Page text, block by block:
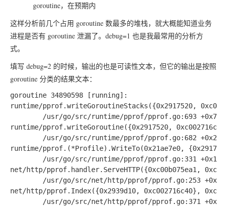
goroutine，在预期内
这样分析前几个占用 goroutine 数最多的堆栈，就大概能知道业务
进程是否有 goroutine 泄漏了。debug=1 也是我最常用的分析方
式。
填写 debug=2 的时候，输出的也是可读性文本，但它的输出是按照
goroutine 分类的结果文本：
goroutine 34890598 [running]:
runtime/pprof.writeGoroutineStacks({0x2917520,
        /usr/go/src/runtime/pprof/pprof.go:693 +0x70
runtime/pprof.writeGoroutine({0x2917520,
        /usr/go/src/runtime/pprof/pprof.go:682 +0x2b
runtime/pprof.(*Profile).WriteTo(0x21ae7e0,
        /usr/go/src/runtime/pprof/pprof.go:331 +0x14b
net/http/pprof.handler.ServeHTTP({0xc00b075ea1,
/usr/go/src/net/http/pprof/pprof.go:253
net/http/pprof.Index({0x2939d10, 0xc002716c40},
/usr/go/src/net/http/pprof/pprof.go:371